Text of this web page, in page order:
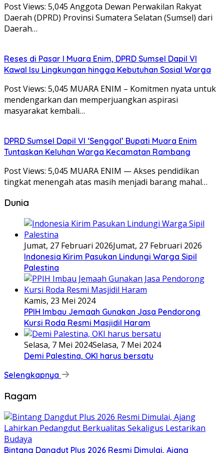
Post Views: 5,045 Anggota Dewan Perwakilan Rakyat
Daerah (DPRD) Provinsi Sumatera Selatan (Sumsel) dari
Daerah…
Reses di Pasar I Muara Enim, DPRD Sumsel Dapil VI
Kawal Isu Lingkungan hingga Kebutuhan Sosial Warga
Post Views: 5,045 ​MUARA ENIM – Komitmen nyata untuk
mendengarkan dan memperjuangkan aspirasi
masyarakat kembali…
DPRD Sumsel Dapil VI ‘Senggol’ Bupati Muara Enim
Tuntaskan Keluhan Warga Kecamatan Rambang
Post Views: 5,045 MUARA ENIM — Akses pendidikan
tingkat menengah atas masih menjadi barang mahal…
Dunia
Jumat, 27 Februari 2026Jumat, 27 Februari 2026
Indonesia Kirim Pasukan Lindungi Warga Sipil
Palestina
Kamis, 23 Mei 2024
PPIH Imbau Jemaah Gunakan Jasa Pendorong
Kursi Roda Resmi Masjidil Haram
Selasa, 7 Mei 2024Selasa, 7 Mei 2024
Demi Palestina, OKI harus bersatu
Selengkapnya
Ragam
Bintang Dangdut Plus 2026 Resmi Dimulai, Ajang